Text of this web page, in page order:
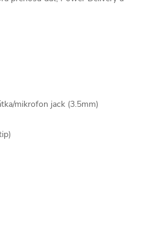
mikrofon jack (3.5mm)